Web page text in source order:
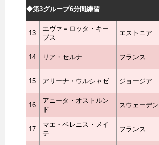
◆第3グループ6分間練習
13
エヴァ＝ロッタ・キー
ブス
エストニア
14 リア・セルナ フランス
15 アリーナ・ウルシャゼ ジョージア
16
アニータ・オストルン
ド
スウェーデン
17
マエ・ベレニス・メイ
テ
フランス